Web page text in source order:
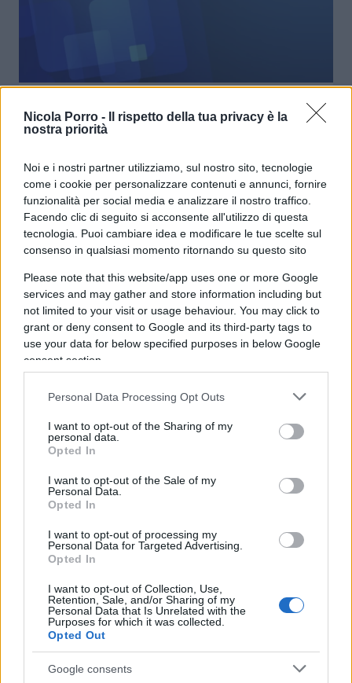
Nicola Porro -
Il rispetto della tua privacy è la
nostra priorità
Noi e i nostri partner utilizziamo, sul nostro sito, tecnologie
come i cookie per personalizzare contenuti e annunci, fornire
funzionalità per social media e analizzare il nostro traffico.
Facendo clic di seguito si acconsente all'utilizzo di questa
tecnologia. Puoi cambiare idea e modificare le tue scelte sul
consenso in qualsiasi momento ritornando su questo sito
Please note that this website/app uses one or more Google
services and may gather and store information including but
not limited to your visit or usage behaviour. You may click to
grant or deny consent to Google and its third-party tags to
use your data for below specified purposes in below Google
consent section.
Personal Data Processing Opt Outs
I want to opt-out of the Sharing of my
personal data.
Opted In
I want to opt-out of the Sale of my
Personal Data.
Opted In
I want to opt-out of processing my
Personal Data for Targeted Advertising.
Opted In
I want to opt-out of Collection, Use,
Retention, Sale, and/or Sharing of my
Personal Data that Is Unrelated with the
Purposes for which it was collected.
Opted Out
Google consents
“Forza ondulatoria”, pure i poliziotti
sfottono Lamorgese
diRedazione
21 Ottobre 2021, 17:02
49.7k
nicolaporro.it
Green pass, abbiate il coraggio di
dare la colpa a Draghi
diFranco Battaglia
nicolaporro.it